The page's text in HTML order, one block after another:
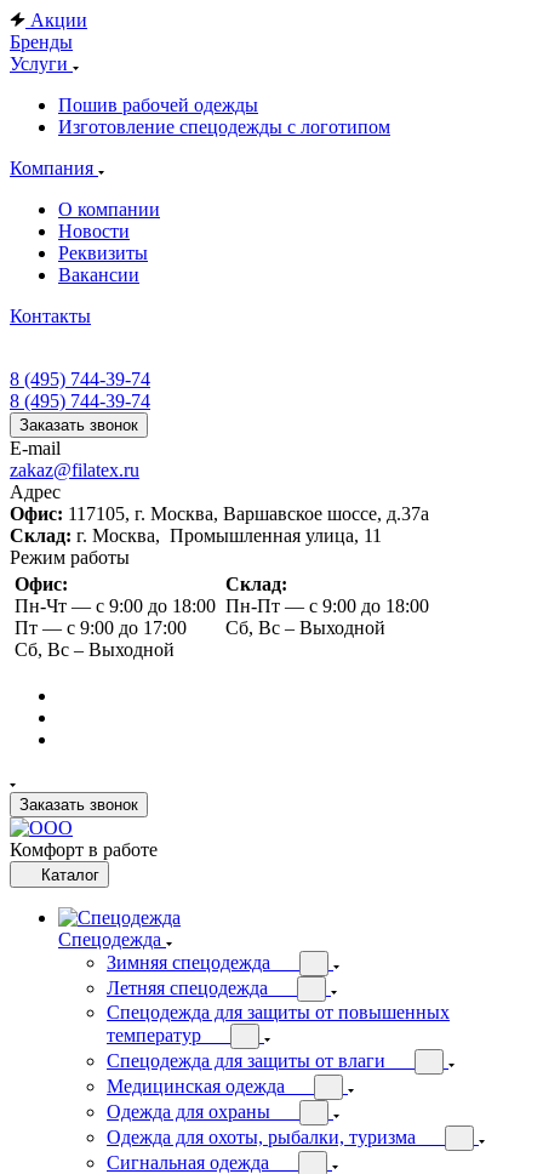
Акции
Бренды
Услуги
Пошив рабочей одежды
Изготовление спецодежды с логотипом
Компания
О компании
Новости
Реквизиты
Вакансии
Контакты
8 (495) 744-39-74
8 (495) 744-39-74
Заказать звонок
E-mail
zakaz@filatex.ru
Адрес
Офис: 117105, г. Москва, Варшавское шоссе, д.37а
Склад: г. Москва, Промышленная улица, 11
Режим работы
Офис:
Пн-Чт — с 9:00 до 18:00
Пт — с 9:00 до 17:00
Сб, Вс – Выходной
Склад:
Пн-Пт — с 9:00 до 18:00
Сб, Вс – Выходной
Заказать звонок
Комфорт в работе
Каталог
Спецодежда
Зимняя спецодежда
Летняя спецодежда
Спецодежда для защиты от повышенных
температур
Спецодежда для защиты от влаги
Медицинская одежда
Одежда для охраны
Одежда для охоты, рыбалки, туризма
Сигнальная одежда